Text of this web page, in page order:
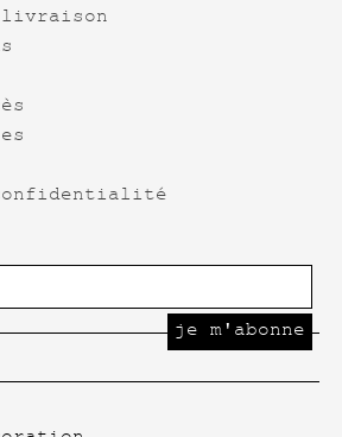
livraison